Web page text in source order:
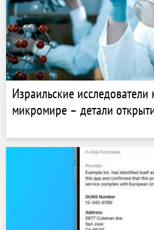
Израильские
микромире – детали